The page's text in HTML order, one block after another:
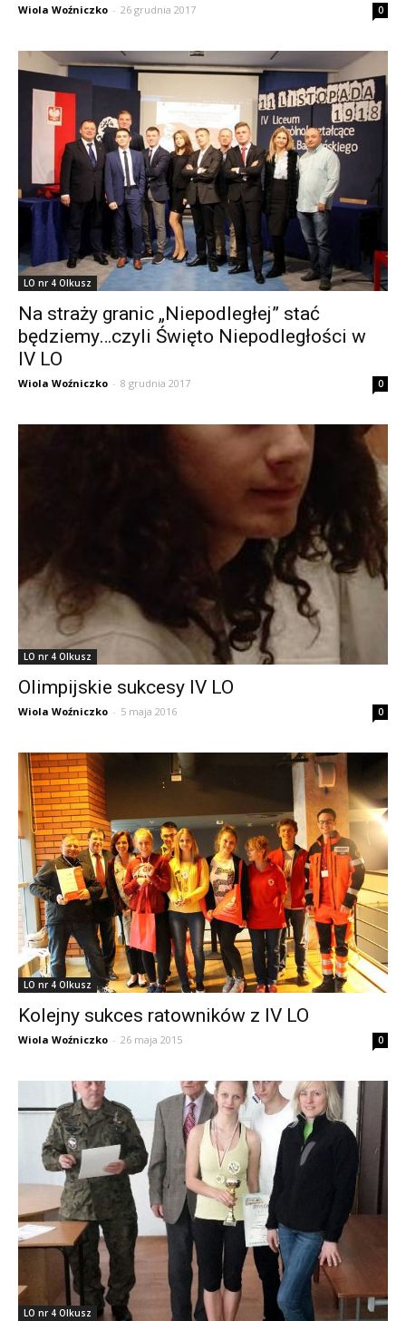
Wiola Woźniczko - 26 grudnia 2017 0
LO nr 4 Olkusz
Na straży granic „Niepodległej” stać
będziemy…czyli Święto Niepodległości w
IV LO
Wiola Woźniczko - 8 grudnia 2017 0
LO nr 4 Olkusz
Olimpijskie sukcesy IV LO
Wiola Woźniczko - 5 maja 2016 0
LO nr 4 Olkusz
Kolejny sukces ratowników z IV LO
Wiola Woźniczko - 26 maja 2015 0
LO nr 4 Olkusz